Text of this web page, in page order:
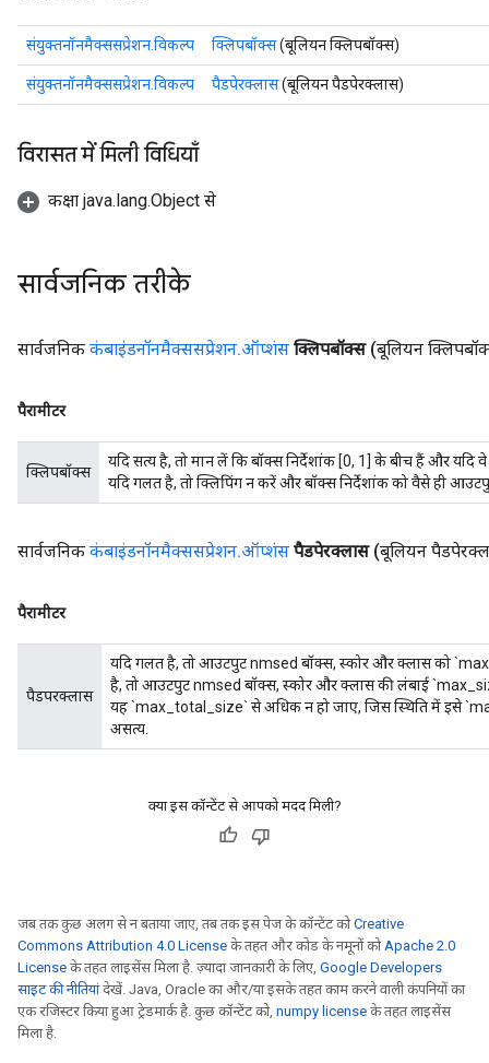
संयुक्तनॉनमैक्ससप्रेशन.विकल्प क्लिपबॉक्स(बूलियन क्लिपबॉक्स)
संयुक्तनॉनमैक्ससप्रेशन.विकल्प पैडपेरक्लास(बूलियन पैडपेरक्लास)
विरासत में मिली विधियाँ
कक्षा java.lang.Object से
सार्वजनिक तरीके
सार्वजनिक कंबाइंडनॉनमैक्ससप्रेशन.ऑप्शंस क्लिपबॉक्स (बूलियन
पैरामीटर
क्लिपबॉक्स
यदि सत्य है, तो मान लें कि बॉक्स निर्देशांक [0, 1] के बीच हैं और
यदि गलत है, तो क्लिपिंग न करें और बॉक्स निर्देशांक को वैसे ही
सार्वजनिक कंबाइंडनॉनमैक्ससप्रेशन.ऑप्शंस पैडपेरक्लास (बूलियन
पैरामीटर
पैडपरक्लास
यदि गलत है, तो आउटपुट nmsed बॉक्स, स्कोर और क्लास को
है, तो आउटपुट nmsed बॉक्स, स्कोर और क्लास की लंबाई
यह `max_total_size` से अधिक न हो जाए, जिस स्थिति में इसे
असत्य.
क्या इस कॉन्टेंट से आपको मदद मिली?
जब तक कुछ अलग से न बताया जाए, तब तक इस पेज के कॉन्टेंट कोCreative
Commons Attribution 4.0 License के तहत और कोड के नमूनों कोApache 2.0
License के तहत लाइसेंस मिला है. ज़्यादा जानकारी के लिए, Google Developers
साइट की नीतियांदेखें. Java, Oracle का और/या इसके तहत काम करने वाली कंपनियों का
एक रजिस्टर किया हुआ ट्रेडमार्क है. कुछ कॉन्टेंट को, numpy license के तहत लाइसेंस
मिला है.